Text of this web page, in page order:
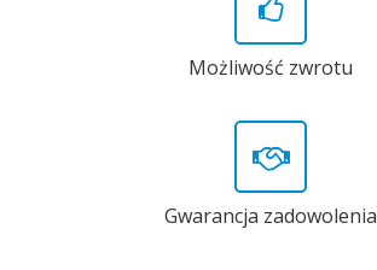
Możliwość zwrotu
Gwarancja zadowolenia